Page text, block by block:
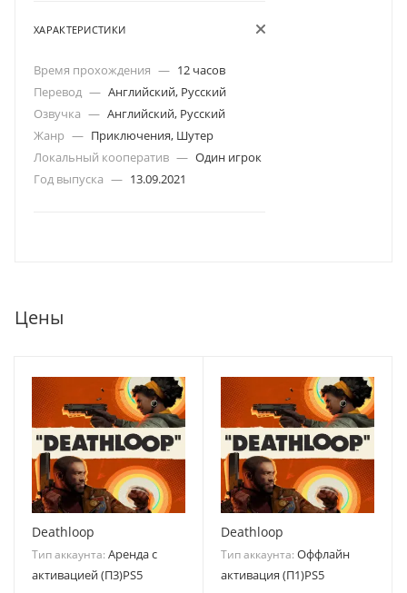
ХАРАКТЕРИСТИКИ
Время прохождения — 12 часов
Перевод — Английский, Русский
Озвучка — Английский, Русский
Жанр — Приключения, Шутер
Локальный кооператив — Один игрок
Год выпуска — 13.09.2021
Цены
Deathloop
Тип аккаунта: Аренда с
активацией (П3)PS5
Deathloop
Тип аккаунта: Оффлайн
активация (П1)PS5